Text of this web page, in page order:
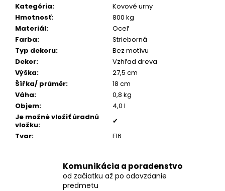
Kategória:
Kovové urny
Hmotnosť:
800 kg
Materiál:
Oceľ
Farba:
Strieborná
Typ dekoru:
Bez motívu
Dekor:
Vzhľad dreva
Výška:
27,5 cm
Šířka/ průměr:
18 cm
Váha:
0,8 kg
Objem:
4,0 l
Je možné vložiť úradnú
vložku:
✔
Tvar: F16
Komunikácia a poradenstvo
od začiatku až po odovzdanie
predmetu
o
ú
č
a
m
e
BIOURNA
10
€147